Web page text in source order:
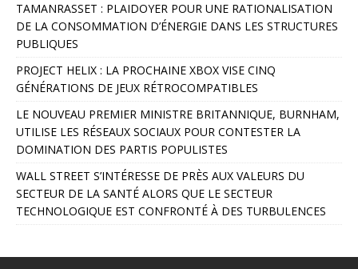
n
a
t
i
v
e
:
TAMANRASSET : PLAIDOYER POUR UNE RATIONALISATION
DE LA CONSOMMATION D’ÉNERGIE DANS LES STRUCTURES
PUBLIQUES
PROJECT HELIX : LA PROCHAINE XBOX VISE CINQ
GÉNÉRATIONS DE JEUX RÉTROCOMPATIBLES
LE NOUVEAU PREMIER MINISTRE BRITANNIQUE, BURNHAM,
UTILISE LES RÉSEAUX SOCIAUX POUR CONTESTER LA
DOMINATION DES PARTIS POPULISTES
WALL STREET S’INTÉRESSE DE PRÈS AUX VALEURS DU
SECTEUR DE LA SANTÉ ALORS QUE LE SECTEUR
TECHNOLOGIQUE EST CONFRONTÉ À DES TURBULENCES